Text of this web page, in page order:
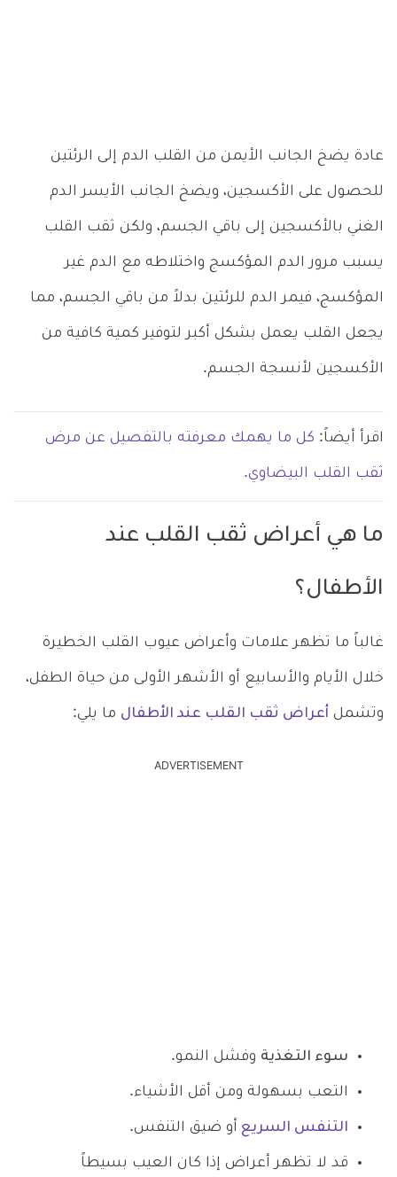
عادة يضخ الجانب الأيمن من القلب الدم إلى الرئتين
للحصول على الأكسجين، ويضخ الجانب الأيسر الدم
الغني بالأكسجين إلى باقي الجسم، ولكن ثقب القلب
يسبب مرور الدم المؤكسج واختلاطه مع الدم غير
المؤكسج، فيمر الدم للرئتين بدلاً من باقي الجسم، مما
يجعل القلب يعمل بشكل أكبر لتوفير كمية كافية من
الأكسجين لأنسجة الجسم.
اقرأ أيضاً: كل ما يهمك معرفته بالتفصيل عن مرض
ثقب القلب البيضاوي.
ما هي أعراض ثقب القلب عند
الأطفال؟
غالباً ما تظهر علامات وأعراض عيوب القلب الخطيرة
خلال الأيام والأسابيع أو الأشهر الأولى من حياة الطفل،
وتشمل أعراض ثقب القلب عند الأطفال ما يلي:
ADVERTISEMENT
سوء التغذية وفشل النمو.
التعب بسهولة ومن أقل الأشياء.
التنفس السريع أو ضيق التنفس.
قد لا تظهر أعراض إذا كان العيب بسيطاً